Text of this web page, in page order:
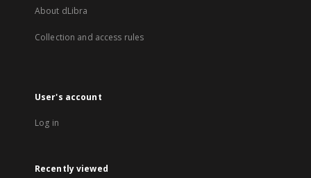
About dLibra
Collection and access rules
User's account
Log in
Recently viewed